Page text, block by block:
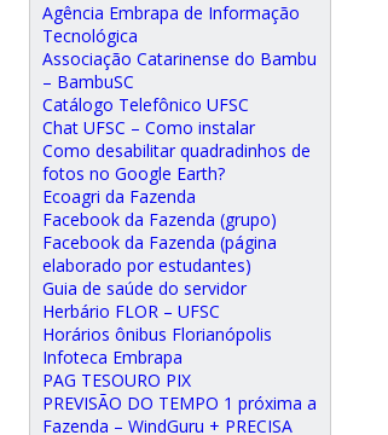
Agência Embrapa de Informação
Tecnológica
Associação Catarinense do Bambu
– BambuSC
Catálogo Telefônico UFSC
Chat UFSC – Como instalar
Como desabilitar quadradinhos de
fotos no Google Earth?
Ecoagri da Fazenda
Facebook da Fazenda (grupo)
Facebook da Fazenda (página
elaborado por estudantes)
Guia de saúde do servidor
Herbário FLOR – UFSC
Horários ônibus Florianópolis
Infoteca Embrapa
PAG TESOURO PIX
PREVISÃO DO TEMPO 1 próxima a
Fazenda – WindGuru + PRECISA